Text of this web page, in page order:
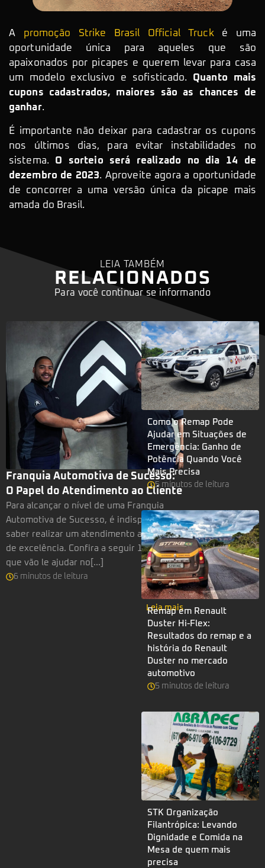
A promoção Strike Brasil Official Trucké uma
oportunidade única para aqueles que são
apaixonados por picapes e querem levar para casa
um modelo exclusivo e sofisticado. Quanto mais
cupons cadastrados, maiores são as chances de
ganhar.
É importante não deixar para cadastrar os cupons
nos últimos dias, para evitar instabilidades no
sistema. O sorteio será realizado no dia 14 de
dezembro de 2023. Aproveite agora a oportunidade
de concorrer a uma versão única da picape mais
amada do Brasil.
LEIA TAMBÉM
RELACIONADOS
Para você continuar se informando
Franquia Automotiva de Sucesso:
O Papel do Atendimento ao Cliente
Para alcançar o nível de uma Franquia
Automotiva de Sucesso, é indispensável
saber realizar um atendimento ao cliente
de excelência. Confira a seguir 12 dicas
que vão le ajudar no[...]
6 minutos de leitura
Leia mais
Como o Remap Pode
Ajudar em Situações de
Emergência: Ganho de
Potência Quando Você
Mais Precisa
5 minutos de leitura
Remap em Renault
Duster Hi-Flex:
Resultados do remap e a
história do Renault
Duster no mercado
automotivo
5 minutos de leitura
STK Organização
Filantrópica: Levando
Dignidade e Comida na
Mesa de quem mais
precisa